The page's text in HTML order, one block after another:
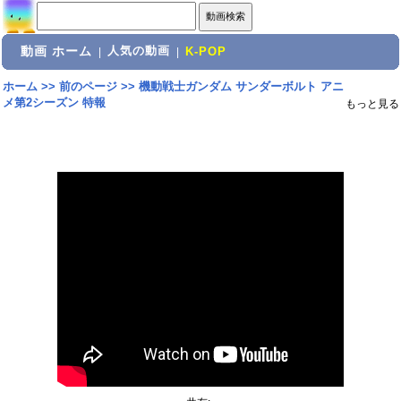
動画 ホーム 人気の動画 K-POP
ホーム>> 前のページ>> 機動戦士ガンダム サンダーボルト アニ
メ第2シーズン 特報
もっと見る